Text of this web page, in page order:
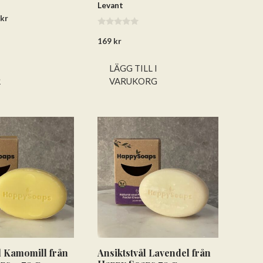
krDet
Levant
a
169 kr
LÄGG TILL I
VARUKORG
Kamomill från
Ansiktstvål Lavendel från